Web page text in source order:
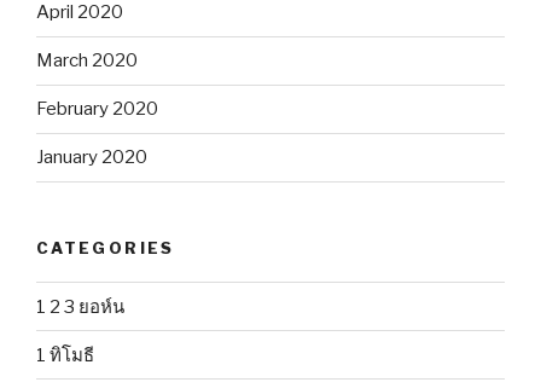
April 2020
March 2020
February 2020
January 2020
CATEGORIES
1 2 3 ยอห์น
1 ทิโมธี